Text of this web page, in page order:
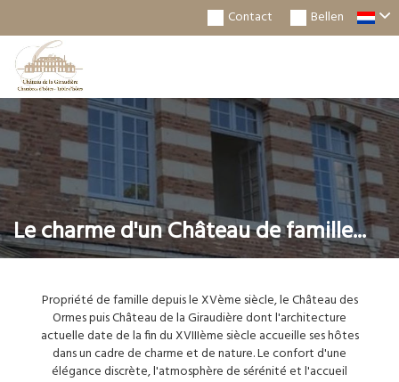
Bellen
Contact
Le charme d'un Château de famille...
Propriété de famille depuis le XVème siècle, le Château des
Ormes puis Château de la Giraudière dont l'architecture
actuelle date de la fin du XVIIIème siècle accueille ses hôtes
dans un cadre de charme et de nature. Le confort d'une
élégance discrète, l'atmosphère de sérénité et l'accueil